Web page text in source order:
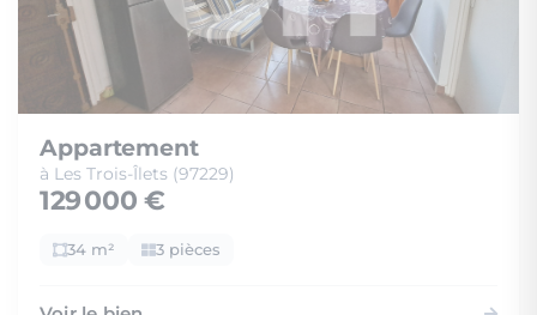
Appartement
à Les Trois-Îlets (97229)
129 000 €
34 m² 3 pièces